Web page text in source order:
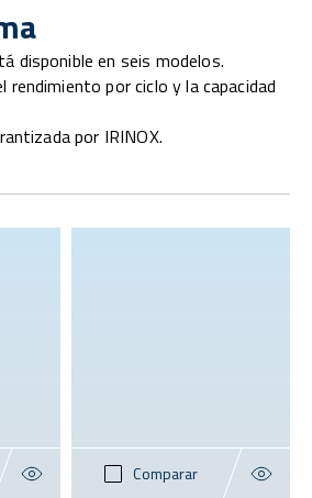
disponible en seis modelos.
rendimiento por ciclo y la capacidad
por IRINOX.
Comparar